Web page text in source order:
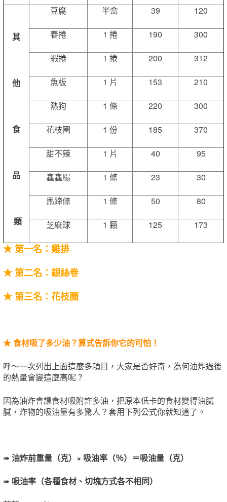
其
他
食
品
類
豆腐 半盒 39 120
春捲 1 捲 190 300
蝦捲 1 捲 200 312
魚板 1 片 153 210
熱狗 1 條 220 300
花枝圈 1 份 185 370
甜不辣 1 片 40 95
鑫鑫腸 1 條 23 30
馬蹄條 1 條 50 80
芝麻球 1 顆 125 173
★第一名：雞排
★第二名：銀絲卷
★第三名：花枝圈
★食材吸了多少油？算式告訴你它的可怕！
呼～一次列出上面這麼多項目，大家是否好奇，為何油炸過後
的熱量會變這麼高呢？
因為油炸會讓食材吸附許多油，把原本低卡的食材變得油膩
膩，炸物的吸油量有多驚人？套用下列公式你就知道了。
➠油炸前重量（克）× 吸油率（％） ＝吸油量（克）
➠ 吸油率（各種食材、切塊方式各不相同）